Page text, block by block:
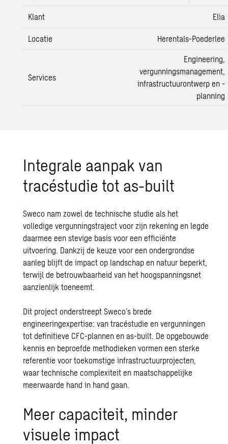
Klant Elia
Locatie Herentals-Poederlee
Services
Engineering,
vergunningsmanagement,
infrastructuurontwerp en -
planning
Integrale aanpak van
tracéstudie tot as-built
Sweco nam zowel de technische studie als het
volledigevergunningstraject voor zijn rekening en legde
daarmee een stevige basis voor een efficiënte
uitvoering. Dankzij de keuze voor een ondergrondse
aanleg blijft de impact op landschap en natuur beperkt,
terwijl de betrouwbaarheid van het hoogspanningsnet
aanzienlijk toeneemt.
Dit project onderstreept Sweco’s brede
engineeringexpertise: van tracéstudie en vergunningen
tot definitieve CFC-plannen en as-built. De opgebouwde
kennis en beproefde methodieken vormen een sterke
referentie voor toekomstige infrastructuurprojecten,
waar technische complexiteit en maatschappelijke
meerwaarde hand in hand gaan.
Meer capaciteit, minder
visuele impact